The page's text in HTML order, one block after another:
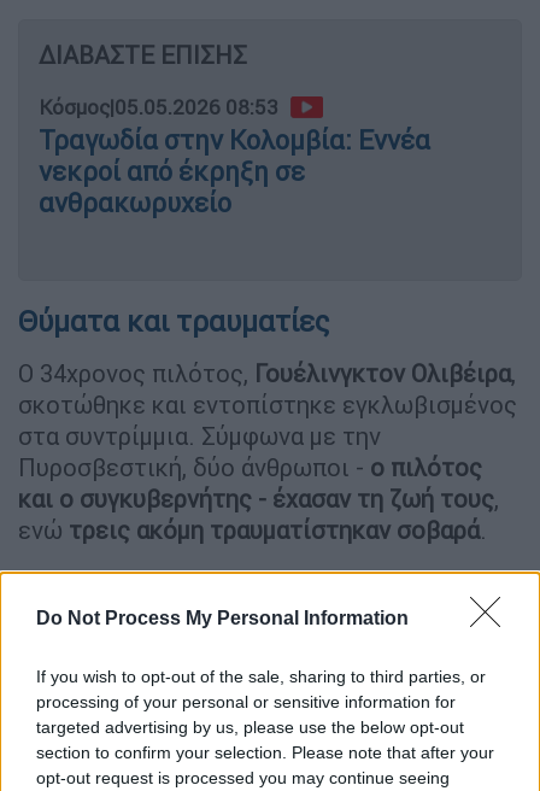
Do Not Process My Personal Information
If you wish to opt-out of the sale, sharing to third parties, or
processing of your personal or sensitive information for
targeted advertising by us, please use the below opt-out
section to confirm your selection. Please note that after your
opt-out request is processed you may continue seeing
ΔΙΑΒΑΣΤΕ ΕΠΙΣΗΣ
Κόσμος|05.05.2026 08:53
Τραγωδία στην Κολομβία: Εννέα
νεκροί από έκρηξη σε
ανθρακωρυχείο
Θύματα και τραυματίες
Ο 34χρονος πιλότος, Γουέλινγκτον Ολιβέιρα,
σκοτώθηκε και εντοπίστηκε εγκλωβισμένος
στα συντρίμμια. Σύμφωνα με την
Πυροσβεστική, δύο άνθρωποι - ο πιλότος
και ο συγκυβερνήτης - έχασαν τη ζωή τους,
ενώ τρεις ακόμη τραυματίστηκαν σοβαρά.
Σημειώνεται ότι κανένας από τους ενοίκους
του κτιρίου δεν τραυματίστηκε.
#Brazil: Footage captures the
moment a single-engine plane
crashed into a building in Belo
Horizonte, near Pampulha Airport.